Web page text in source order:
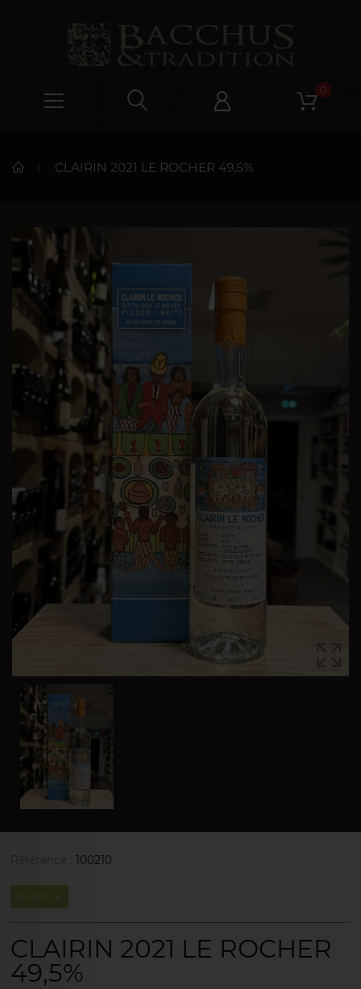
0
CLAIRIN 2021 LE ROCHER 49,5%
100210
EN STOCK
CLAIRIN 2021 LE ROCHER
49,5%